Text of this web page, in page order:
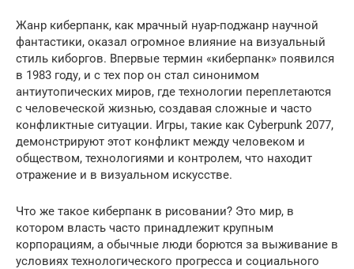
Жанр киберпанк, как мрачный нуар-поджанр научной
фантастики, оказал огромное влияние на визуальный
стиль киборгов. Впервые термин «киберпанк» появился
в 1983 году, и с тех пор он стал синонимом
антиутопических миров, где технологии переплетаются
с человеческой жизнью, создавая сложные и часто
конфликтные ситуации. Игры, такие как Cyberpunk 2077,
демонстрируют этот конфликт между человеком и
обществом, технологиями и контролем, что находит
отражение и в визуальном искусстве.
Что же такое киберпанк в рисовании? Это мир, в
котором власть часто принадлежит крупным
корпорациям, а обычные люди борются за выживание в
условиях технологического прогресса и социального